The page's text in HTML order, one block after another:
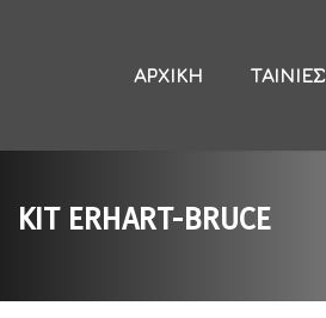
ΑΡΧΙΚΉ ΤΑΙΝΊΕΣ
KIT ERHART-BRUCE